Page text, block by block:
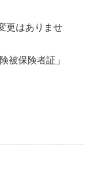
更はありませ
被保険者証」